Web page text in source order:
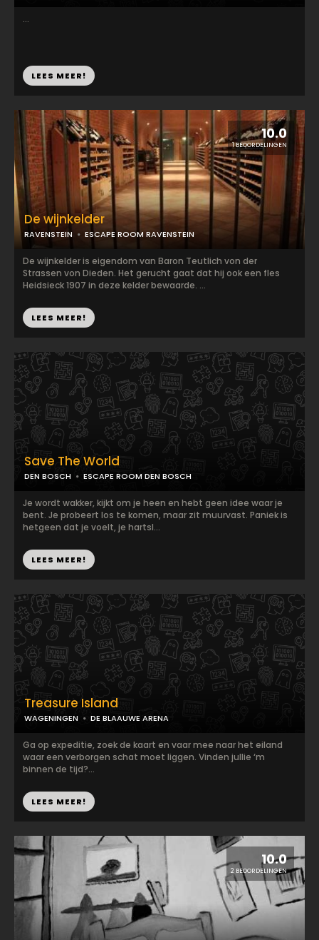
10.0
1 BEOORDELINGEN
De wijnkelder
RAVENSTEIN ESCAPE ROOM RAVENSTEIN
De wijnkelder is eigendom van Baron Teutlich von der
Strassen von Dieden. Het gerucht gaat dat hij ook een fles
Heidsieck 1907 in deze kelder bewaarde. ...
LEES MEER!
Treasure Island
WAGENINGEN DE BLAAUWE ARENA
Ga op expeditie, zoek de kaart en vaar mee naar het eiland
waar een verborgen schat moet liggen. Vinden jullie ‘m
binnen de tijd?...
LEES MEER!
...
LEES MEER!
Save The World
DEN BOSCH ESCAPE ROOM DEN BOSCH
Je wordt wakker, kijkt om je heen en hebt geen idee waar je
bent. Je probeert los te komen, maar zit muurvast. Paniek is
hetgeen dat je voelt, je hartsl...
LEES MEER!
10.0
2 BEOORDELINGEN